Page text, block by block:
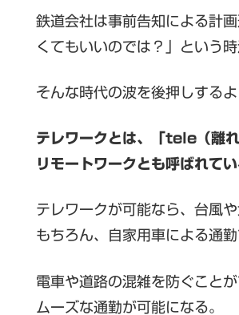
鉄道会社は事前告知による計
くてもいいのでは？」という
そんな時代の波を後押しする
テレワークとは、「tele（離
リモートワークとも呼ばれて
テレワークが可能なら、台風
もちろん、自家用車による通勤
電車や道路の混雑を防ぐこと
ムーズな通勤が可能になる。